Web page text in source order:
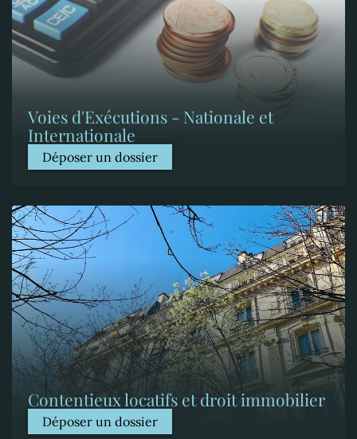
Voies d'Exécutions - Nationale et
Internationale
Déposer un dossier
Contentieux locatifs et droit immobilier
Déposer un dossier